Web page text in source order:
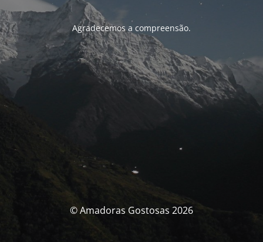
Agradecemos a compreensão.
© Amadoras Gostosas 2026